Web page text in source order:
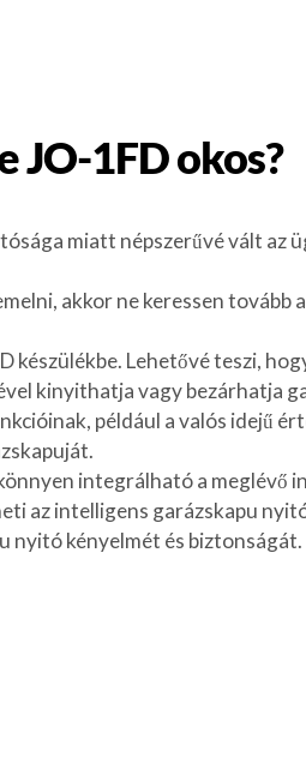
JO-1FDokos?
miatt népszerűvé vált az
akkor ne keressen
készülékbe. Lehetővé teszi,
kinyithatja vagy bezárhatja
például a valós idejű
integrálható a meglévő
az intelligens garázskapu
nyitó kényelmét és